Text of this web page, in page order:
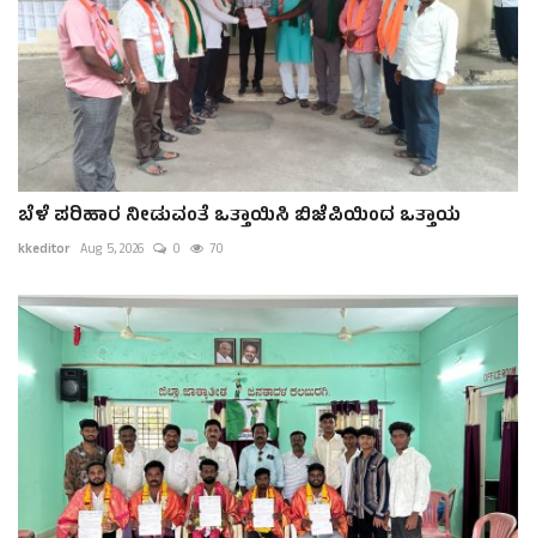
ಬೆಳೆ ಪರಿಹಾರ ನೀಡುವಂತೆ ಒತ್ತಾಯಿಸಿ ಬಿಜೆಪಿಯಿಂದ ಒತ್ತಾಯ
kkeditor Aug 5, 2026 0 70